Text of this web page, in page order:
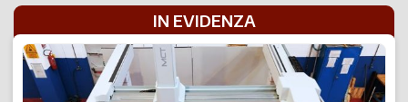
IN EVIDENZA